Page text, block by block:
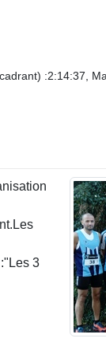
:2:14:37,
3